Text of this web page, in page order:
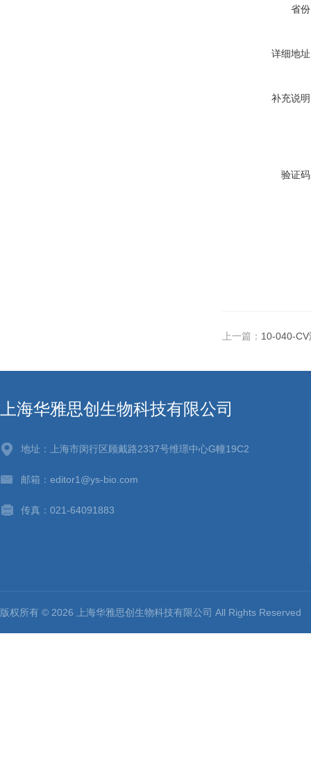
省
详细地
补充说
验证
上一篇： 10-040-
上海华雅思创生物科技有限公司
地址：上海市闵行区顾戴路2337号维璟中心G幢19C2
邮箱：editor1@ys-bio.com
传真：021-64091883
版权所有 © 2026 上海华雅思创生物科技有限公司 All Rights